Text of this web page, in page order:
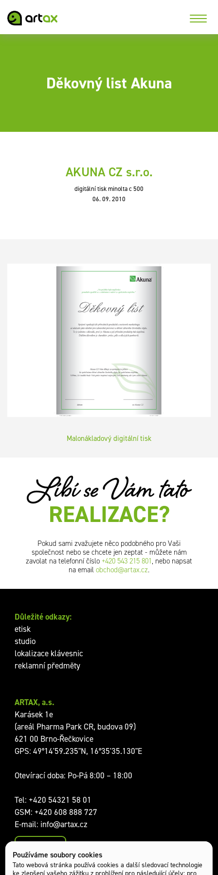
Používáme soubory cookies
Tato webová stránka používá cookies a další sledovací technologie
ke zlepšení vašeho zážitku z prohlížení pro následující účely: pro
Děkovný list Akuna
AKUNA CZ s.r.o.
digitální tisk minolta c 500
06. 09. 2010
Malonákladový digitální tisk
Líbí se Vám tato
REALIZACE?
Pokud sami zvažujete něco podobného pro Vaši
společnost nebo se chcete jen zeptat - můžete nám
zavolat na telefonní číslo +420 543 215 801 , nebo napsat
na email obchod@artax.cz.
Sociální sítě:
ARTAX, a.s.
Karásek 1e
(areál Pharma Park CR, budova 09)
621 00 Brno-Řečkovice
GPS: 49°14'59.235"N, 16°35'35.130"E
Otevírací doba: Po-Pá 8:00 – 18:00
Tel: +420 54321 58 01
GSM: +420 608 888 727
E-mail: info@artax.cz
Kontakty
Důležité odkazy:
etisk
studio
lokalizace klávesnic
reklamní předměty